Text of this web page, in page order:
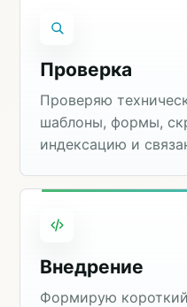
Проверка
Проверяю
шаблоны, формы,
индексацию и
Внедрение
Формирую